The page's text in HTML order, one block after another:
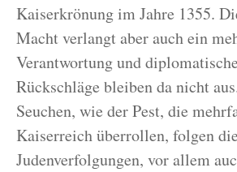
Kaiserkrönung im Jahre 1355.
Macht verlangt aber auch ein
Verantwortung und
Rückschläge bleiben da nicht
Seuchen, wie der Pest, die
Kaiserreich überrollen, folgen die
Judenverfolgungen, vor allem